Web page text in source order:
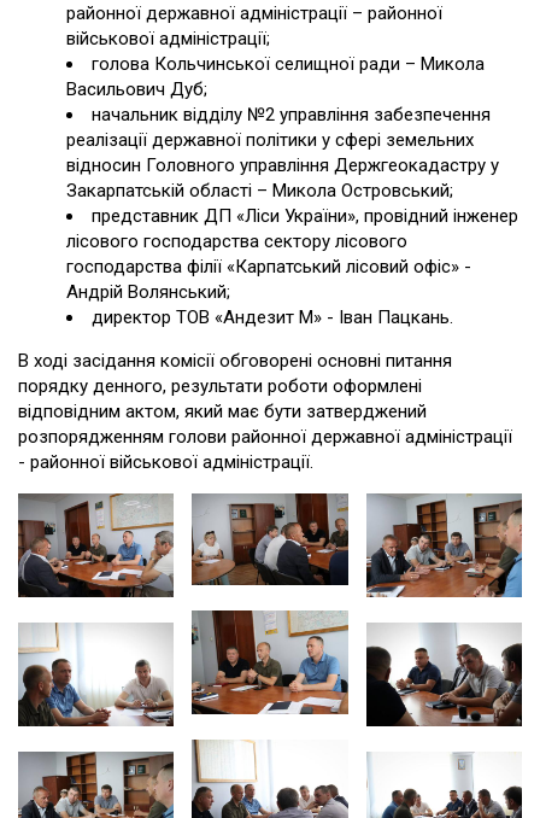
районної державної адміністрації – районної
військової адміністрації;
голова Кольчинської селищної ради – Микола
Васильович Дуб;
начальник відділу №2 управління забезпечення
реалізації державної політики у сфері земельних
відносин Головного управління Держгеокадастру у
Закарпатській області – Микола Островський;
представник ДП «Ліси України», провідний інженер
лісового господарства сектору лісового
господарства філії «Карпатський лісовий офіс» -
Андрій Волянський;
директор ТОВ «Андезит М» - Іван Пацкань.
В ході засідання комісії обговорені основні питання
порядку денного, результати роботи оформлені
відповідним актом, який має бути затверджений
розпорядженням голови районної державної адміністрації
- районної військової адміністрації.